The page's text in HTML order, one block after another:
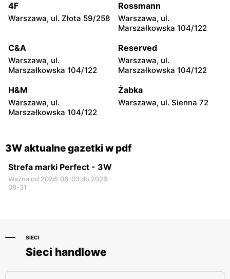
3W 3W
Wrocław, ul. Opolska 140
3W
Bielsko-Biała, ul. Sabały 18
3W
Gdynia, ul. Hutnicza 13
3W
Szaflary, ul. Kolejowa 5
3W
Dzierżoniów, ul. Kilińskiego
4F
Warszawa, ul. Złota 59/258
Rossmann
Warszawa, ul.
Marszałkowska 104/122
C&A
Warszawa, ul.
Marszałkowska 104/122
Reserved
Warszawa, ul.
Marszałkowska 104/122
H&M
Warszawa, ul.
Marszałkowska 104/122
Żabka
Warszawa, ul. Sienna 72
3W aktualne gazetki w pdf
Strefa marki Perfect - 3W
Ważna od 2026-08-03 do 2026-
08-31
SIECI
Sieci handlowe